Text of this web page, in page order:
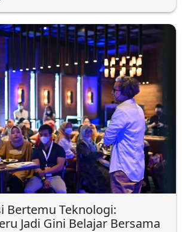
Bertemu Teknologi:
Jadi Gini Belajar Bersama